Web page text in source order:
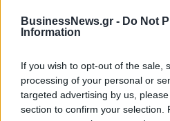
BusinessNews.gr - Do Not
Information
If you wish to opt-out of the sale,
processing of your personal or
targeted advertising by us,
section to confirm your selection.
30/06/2015 - 03:00